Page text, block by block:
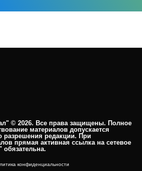
© 2026. Все права защищены. Полное
материалов допускается
разрешения редакции. При
прямая активная ссылка на сетевое
конфиденциальности